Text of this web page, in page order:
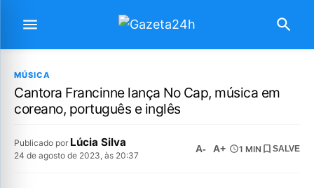
MÚSICA
Cantora Francinne lança No Cap, música em
coreano, português e inglês
Publicado por Lúcia Silva
24 de agosto de 2023, às 20:37
A- A+ 1 MIN SALVE